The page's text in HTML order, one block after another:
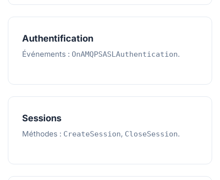
Authentification
Événements : OnAMQPSASLAuthentication.
Sessions
Méthodes : CreateSession, CloseSession.